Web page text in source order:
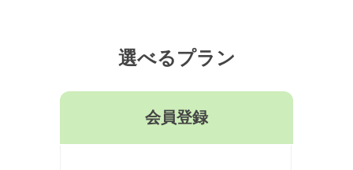
選べるプラン
会員登録